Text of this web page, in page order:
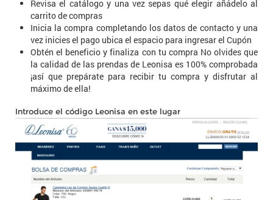
Revisa el catálogo y una vez sepas qué elegir añádelo al
carrito de compras
Inicia la compra completando los datos de contacto y una
vez inicies el pago ubica el espacio para ingresar el Cupón
Obtén el beneficio y finaliza con tu compra No olvides que
la calidad de las prendas de Leonisa es 100% comprobada
¡así que prepárate para recibir tu compra y disfrutar al
máximo de ella!
Introduce el código Leonisa en este lugar